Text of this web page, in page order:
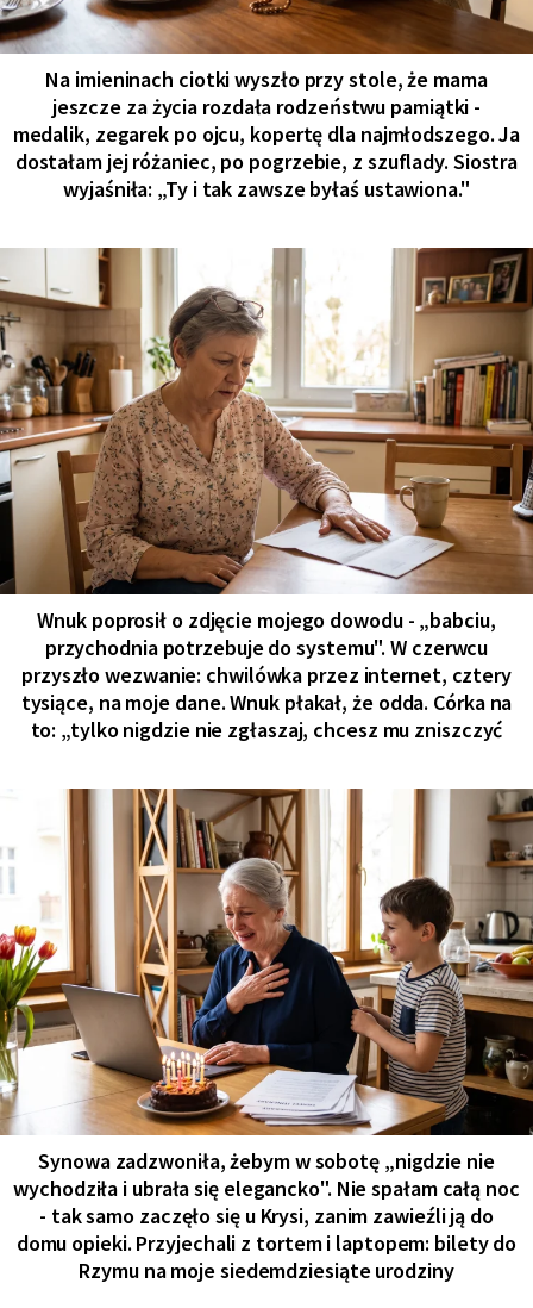
Na imieninach ciotki wyszło przy stole, że mama
jeszcze za życia rozdała rodzeństwu pamiątki -
medalik, zegarek po ojcu, kopertę dla najmłodszego. Ja
dostałam jej różaniec, po pogrzebie, z szuflady. Siostra
wyjaśniła: „Ty i tak zawsze byłaś ustawiona."
Wnuk poprosił o zdjęcie mojego dowodu - „babciu,
przychodnia potrzebuje do systemu". W czerwcu
przyszło wezwanie: chwilówka przez internet, cztery
tysiące, na moje dane. Wnuk płakał, że odda. Córka na
to: „tylko nigdzie nie zgłaszaj, chcesz mu zniszczyć
Synowa zadzwoniła, żebym w sobotę „nigdzie nie
wychodziła i ubrała się elegancko". Nie spałam całą noc
- tak samo zaczęło się u Krysi, zanim zawieźli ją do
domu opieki. Przyjechali z tortem i laptopem: bilety do
Rzymu na moje siedemdziesiąte urodziny